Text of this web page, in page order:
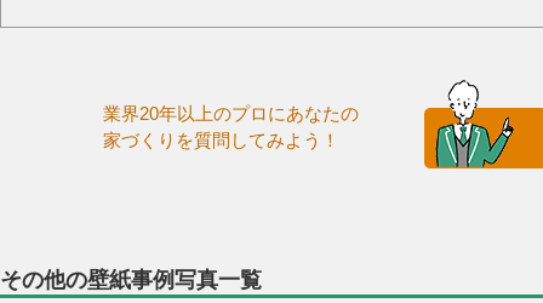
業界20年以上のプロにあなたの
家づくりを質問してみよう！
その他の壁紙事例写真一覧